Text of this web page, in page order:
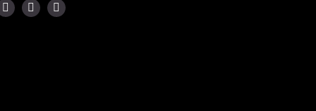
WallerieWallerieWallerie